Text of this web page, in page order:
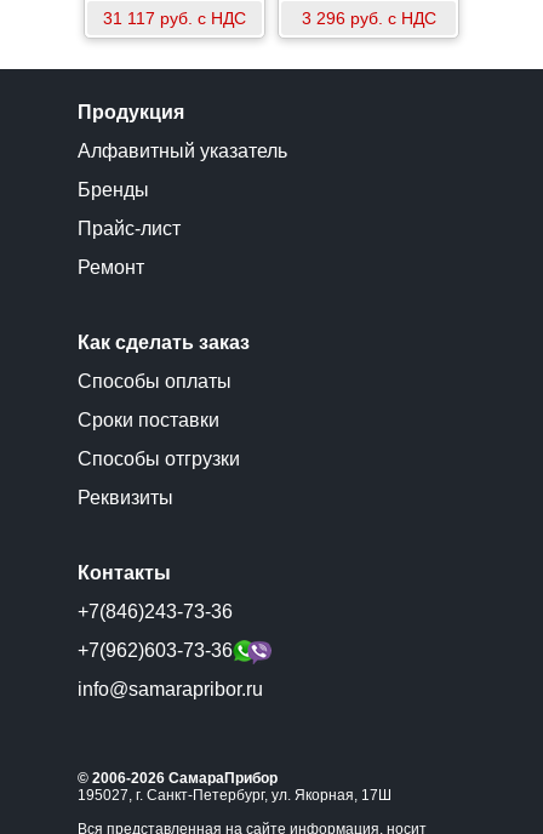
31 117 руб. с НДС 3 296 руб. с НДС
Продукция
Алфавитный указатель
Бренды
Прайс-лист
Ремонт
Как сделать заказ
Способы оплаты
Сроки поставки
Способы отгрузки
Реквизиты
Контакты
+7(846)243-73-36
+7(962)603-73-36
info@samarapribor.ru
© 2006-2026 СамараПрибор
195027, г. Санкт-Петербург, ул. Якорная, 17Ш
Вся представленная на сайте информация, носит